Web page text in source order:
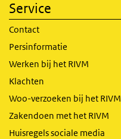
Service
Contact
Persinformatie
Werken bij het RIVM
Klachten
Woo-verzoeken bij het RIVM
Zakendoen met het RIVM
Huisregels sociale media